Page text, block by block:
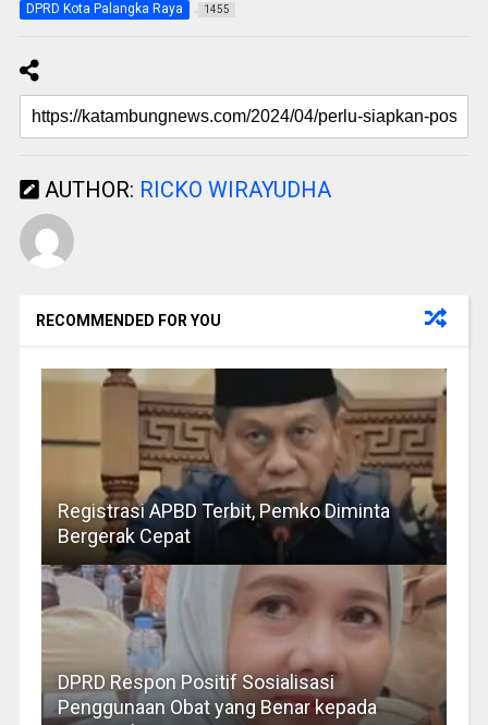
DPRD Kota Palangka Raya 1455
AUTHOR: RICKO WIRAYUDHA
RECOMMENDED FOR YOU
Registrasi APBD Terbit, Pemko Diminta
Bergerak Cepat
DPRD Respon Positif Sosialisasi
Penggunaan Obat yang Benar kepada